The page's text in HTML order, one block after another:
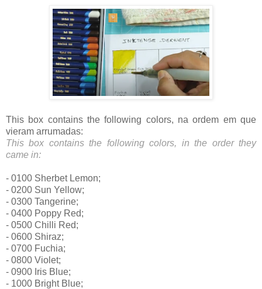
This box contains the following colors, na ordem em que
vieram arrumadas:
This box contains the following colors, in the order they
came in:
- 0100 Sherbet Lemon;
- 0200 Sun Yellow;
- 0300 Tangerine;
- 0400 Poppy Red;
- 0500 Chilli Red;
- 0600 Shiraz;
- 0700 Fuchia;
- 0800 Violet;
- 0900 Iris Blue;
- 1000 Bright Blue;